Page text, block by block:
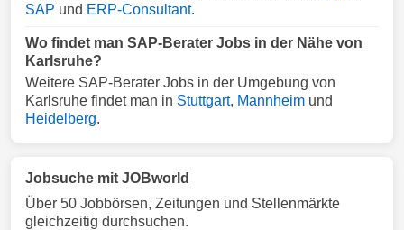
SAP und ERP-Consultant.
Wo findet man SAP-Berater Jobs in der Nähe von
Karlsruhe?
Weitere SAP-Berater Jobs in der Umgebung von
Karlsruhe findet man in Stuttgart, Mannheim und
Heidelberg.
Jobsuche mit JOBworld
Über 50 Jobbörsen, Zeitungen und Stellenmärkte
gleichzeitig durchsuchen.